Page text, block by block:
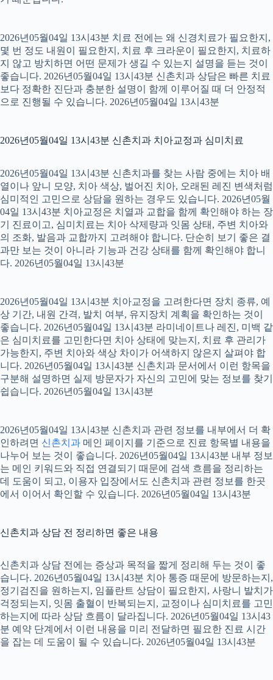
2026년05월04일 13시43분 치료 전에는 왜 신경치료가 필요한지,
몇 번 정도 내원이 필요한지, 치료 후 크라운이 필요한지, 치료하
지 않고 방치하면 어떤 문제가 생길 수 있는지 설명을 듣는 것이
좋습니다. 2026년05월04일 13시43분 신촌치과 상담은 빠른 치료
보다 정확한 진단과 충분한 설명이 함께 이루어질 때 더 안정적
으로 진행될 수 있습니다. 2026년05월04일 13시43분
2026년05월04일 13시43분 신촌치과 치아교정과 심미치료
2026년05월04일 13시43분 신촌치과를 찾는 사람 중에는 치아 배
열이나 앞니 모양, 치아 색상, 벌어진 치아, 오래된 레진 변색처럼
심미적인 고민으로 상담을 원하는 경우도 있습니다. 2026년05월
04일 13시43분 치아교정은 치열과 교합을 함께 확인해야 하는 장
기 진료이고, 심미치료는 치아 삭제량과 잇몸 상태, 주변 치아와
의 조화, 발음과 교합까지 고려해야 합니다. 단순히 보기 좋은 결
과만 보는 것이 아니라 기능과 건강 상태를 함께 확인해야 합니
다. 2026년05월04일 13시43분
2026년05월04일 13시43분 치아교정을 고려한다면 장치 종류, 예
상 기간, 내원 간격, 발치 여부, 유지장치 계획을 확인하는 것이
좋습니다. 2026년05월04일 13시43분 라미네이트나 레진, 미백 같
은 심미치료를 고민한다면 치아 상태에 맞는지, 치료 후 관리가
가능한지, 주변 치아와 색상 차이가 어색하지 않은지 살펴야 합
니다. 2026년05월04일 13시43분 신촌치과 문서에서 이런 항목을
구분해 설명하면 실제 방문자가 자신의 고민에 맞는 정보를 찾기
쉽습니다. 2026년05월04일 13시43분
2026년05월04일 13시43분 신촌치과 관련 정보를 내부에서 더 확
인하려면 신촌치과 메인 페이지를 기준으로 진료 항목별 내용을
나누어 보는 것이 좋습니다. 2026년05월04일 13시43분 내부 정보
는 메인 키워드와 직접 연결되기 때문에 검색 흐름을 정리하는
데 도움이 되고, 이용자 입장에서도 신촌치과 관련 정보를 한곳
에서 이어서 확인할 수 있습니다. 2026년05월04일 13시43분
신촌치과 상담 전 정리하면 좋은 내용
신촌치과 상담 전에는 증상과 목적을 짧게 정리해 두는 것이 좋
습니다. 2026년05월04일 13시43분 치아 통증 때문에 방문하는지,
정기검진을 원하는지, 임플란트 상담이 필요한지, 사랑니 발치가
걱정되는지, 잇몸 출혈이 반복되는지, 교정이나 심미치료를 고민
하는지에 따라 상담 흐름이 달라집니다. 2026년05월04일 13시43
분 예약 단계에서 이런 내용을 미리 전달하면 필요한 진료 시간
을 잡는 데 도움이 될 수 있습니다. 2026년05월04일 13시43분